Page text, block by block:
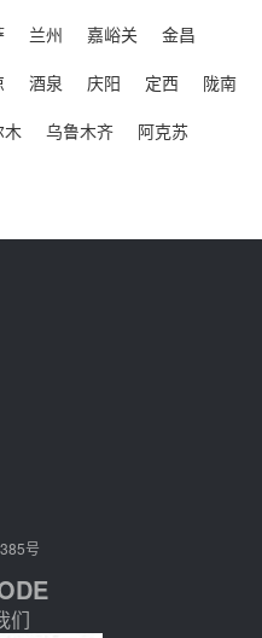
兰州 嘉峪关
金昌
酒泉 庆阳 定西
陇南
乌鲁木齐
阿克苏
号
们